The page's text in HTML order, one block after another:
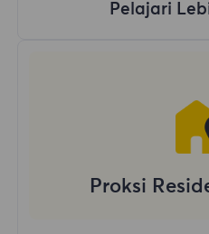
Pelajari
Proksi